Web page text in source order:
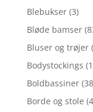
Blebukser (3)
Bløde bamser
Bluser og trøjer
Bodystockings
Boldbassiner
Borde og stole